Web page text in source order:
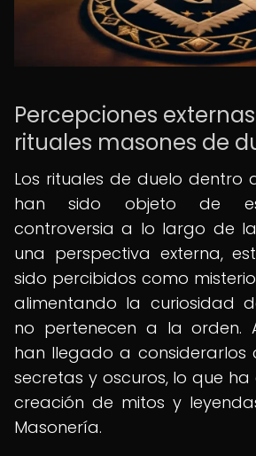
Percepciones
rituales masones de
Los rituales de duelo dentro
han sido objeto de
controversia a lo largo de la
una perspectiva externa,
sido percibidos como
alimentando la curiosidad
no pertenecen a la orden.
han llegado a considerarlos
secretas y oscuros, lo que
creación de mitos y
Masonería.